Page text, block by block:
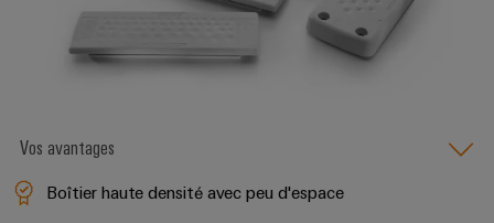
câbles
spécifiques
raccordement
pratique pour
Vos avantages
Boîtier haute densité avec peu d'espace